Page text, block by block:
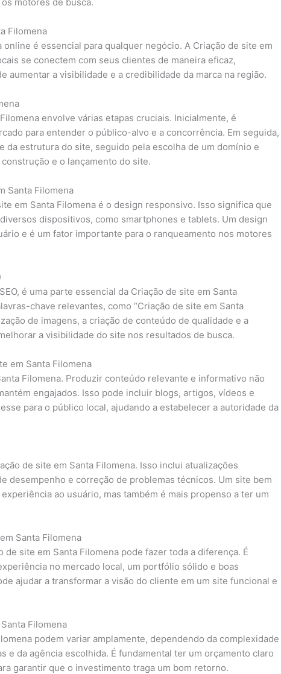
Filomena
é essencial para qualquer negócio. A Criação de site em
se conectem com seus clientes de maneira eficaz,
aumentar a visibilidade e a credibilidade da marca na região.
envolve várias etapas cruciais. Inicialmente, é
para entender o público-alvo e a concorrência. Em seguida,
da estrutura do site, seguido pela escolha de um domínio e
e o lançamento do site.
Santa Filomena
em Santa Filomena é o design responsivo. Isso significa que
dispositivos, como smartphones e tablets. Um design
e é um fator importante para o ranqueamento nos motores
é uma parte essencial da Criação de site em Santa
chave relevantes, como “Criação de site em Santa
de imagens, a criação de conteúdo de qualidade e a
a visibilidade do site nos resultados de busca.
em Santa Filomena
Filomena. Produzir conteúdo relevante e informativo não
engajados. Isso pode incluir blogs, artigos, vídeos e
para o público local, ajudando a estabelecer a autoridade da
de site em Santa Filomena. Isso inclui atualizações
desempenho e correção de problemas técnicos. Um site bem
ao usuário, mas também é mais propenso a ter um
Santa Filomena
de site em Santa Filomena pode fazer toda a diferença. É
no mercado local, um portfólio sólido e boas
ajudar a transformar a visão do cliente em um site funcional e
Filomena
podem variar amplamente, dependendo da complexidade
e da agência escolhida. É fundamental ter um orçamento claro
garantir que o investimento traga um bom retorno.